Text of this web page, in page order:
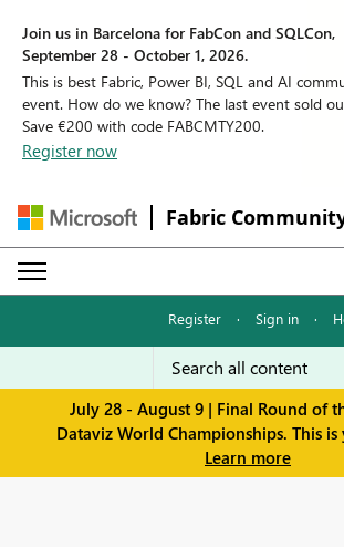
Join us in Barcelona for FabCon and SQLCon,
September 28 - October 1, 2026.
This is best Fabric, Power BI, SQL and AI
event. How do we know? The last event sold
Save €200 with code FABCMTY200.
Register now
Fabric
Register · Sign in ·
July 28 - August 9 | Final Round of
Dataviz World Championships. This is
Learn more